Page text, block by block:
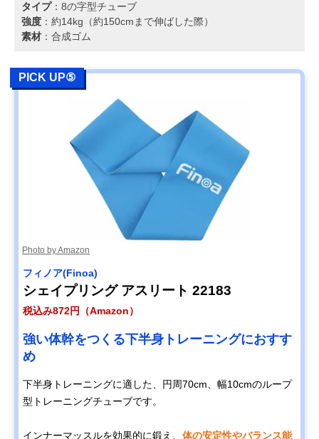
タイプ：8の字型チューブ
強度 ：約14kg（約150cmまで伸ばした際）
素材 ：合成ゴム
PICK UP⑤
Photo by Amazon
フィノア(Finoa)
シェイプリング アスリート 22183
税込み872円（Amazon）
強い体幹をつくる下半身トレーニングにおすす
め
下半身トレーニングに適した、円周70cm、幅10cmのループ
型トレーニングチューブです。
インナーマッスルを効果的に鍛え、 体の安定性やバランス能